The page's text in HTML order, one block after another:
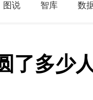
图说 智库 数
了多少